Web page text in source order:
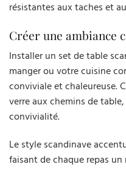
résistantes aux taches et
Créer une ambiance
Installer un set de table
manger ou votre cuisine
conviviale et chaleureuse.
verre aux chemins de
convivialité.
Le style scandinave
faisant de chaque repas un